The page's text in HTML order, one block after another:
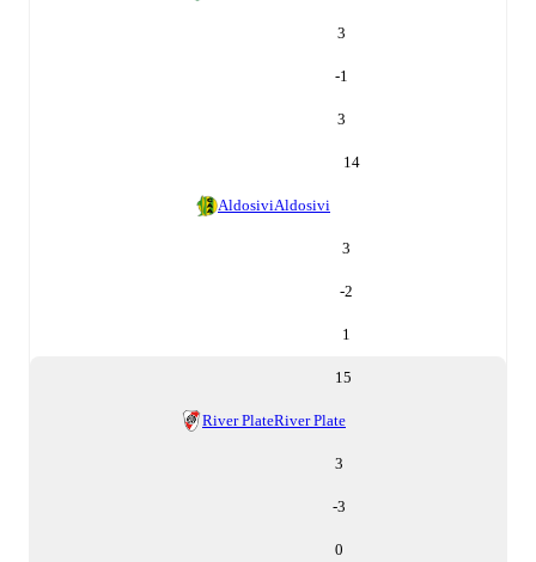
3
-1
3
14
AldosiviAldosivi
3
-2
1
15
River PlateRiver Plate
3
-3
0